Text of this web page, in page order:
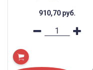
910,70 руб.